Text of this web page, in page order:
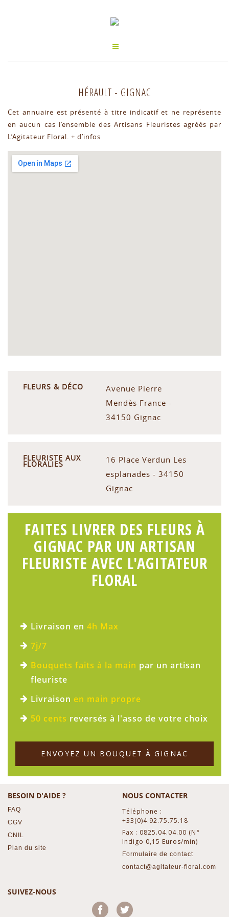
HÉRAULT - GIGNAC
Cet annuaire est présenté à titre indicatif et ne représente
en aucun cas l’ensemble des Artisans Fleuristes agréés par
L’Agitateur Floral. + d’infos
FLEURS & DÉCO
Avenue Pierre
Mendès France -
34150 Gignac
FLEURISTE AUX
FLORALIES
16 Place Verdun Les
esplanades - 34150
Gignac
FAITES LIVRER DES FLEURS À
GIGNAC PAR UN ARTISAN
FLEURISTE AVEC L'AGITATEUR
FLORAL
Livraison en 4h Max
7j/7
Bouquets faits à la main par un artisan
fleuriste
Livraison en main propre
50 cents reversés à l'asso de votre choix
ENVOYEZ UN BOUQUET À GIGNAC
BESOIN D'AIDE ?
FAQ
CGV
CNIL
Plan du site
NOUS CONTACTER
Téléphone :
+33(0)4.92.75.75.18
Fax : 0825.04.04.00 (N°
Indigo 0,15 Euros/min)
Formulaire de contact
contact@agitateur-floral.com
SUIVEZ-NOUS
Facebook